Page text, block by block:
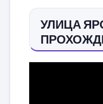
УЛИЦА